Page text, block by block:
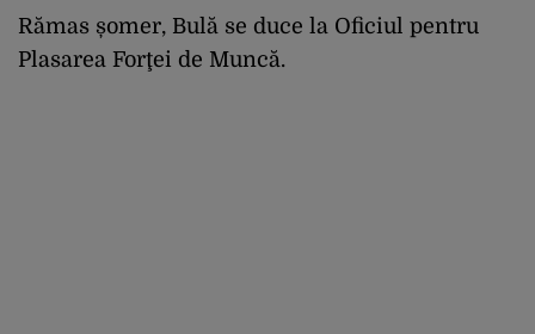
Rămas șomer, Bulă se duce la Oficiul pentru
Plasarea Forţei de Muncă.